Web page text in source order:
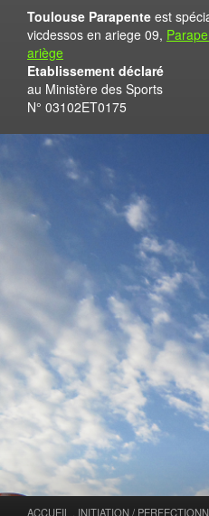
Toulouse Parapente est
vicdessos en ariege 09,
ariège
Etablissement déclaré
au Ministère des Sports
N° 03102ET0175
ACCUEIL INITIATION /